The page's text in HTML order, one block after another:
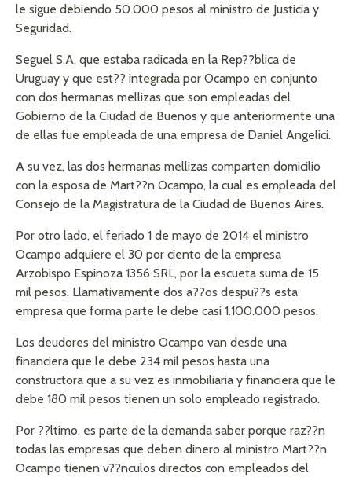
le sigue debiendo 50.000 pesos al ministro de Justicia y
Seguridad.
Seguel S.A. que estaba radicada en la Rep??blica de
Uruguay y que est?? integrada por Ocampo en conjunto
con dos hermanas mellizas que son empleadas del
Gobierno de la Ciudad de Buenos y que anteriormente una
de ellas fue empleada de una empresa de Daniel Angelici.
A su vez, las dos hermanas mellizas comparten domicilio
con la esposa de Mart??n Ocampo, la cual es empleada del
Consejo de la Magistratura de la Ciudad de Buenos Aires.
Por otro lado, el feriado 1 de mayo de 2014 el ministro
Ocampo adquiere el 30 por ciento de la empresa
Arzobispo Espinoza 1356 SRL, por la escueta suma de 15
mil pesos. Llamativamente dos a??os despu??s esta
empresa que forma parte le debe casi 1.100.000 pesos.
Los deudores del ministro Ocampo van desde una
financiera que le debe 234 mil pesos hasta una
constructora que a su vez es inmobiliaria y financiera que le
debe 180 mil pesos tienen un solo empleado registrado.
Por ??ltimo, es parte de la demanda saber porque raz??n
todas las empresas que deben dinero al ministro Mart??n
Ocampo tienen v??nculos directos con empleados del